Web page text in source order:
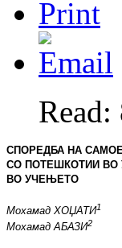
Read:
СПОРЕДБА НА
СО ПОТЕШКОТИИ ВО
ВО УЧЕЊЕТО
Мохамад ХОЏАТИ1
Мохамад АБАЗИ2